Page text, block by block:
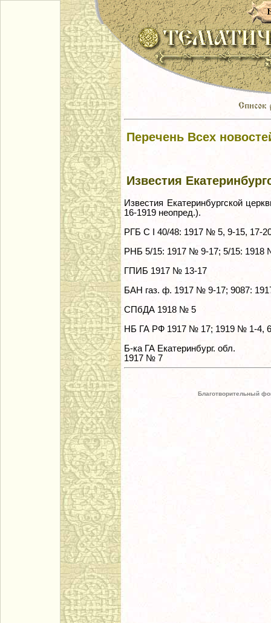
Перечень Всех
Известия
Известия Екатеринбургской
16-1919 неопред.).
РГБ С I 40/48: 1917 № 5, 9-15, 17-
РНБ 5/15: 1917 № 9-17; 5/15: 1918
ГПИБ 1917 № 13-17
БАН газ. ф. 1917 № 9-17; 9087:
СПбДА 1918 № 5
НБ ГА РФ 1917 № 17; 1919 № 1-4,
Б-ка ГА Екатеринбург. обл.
1917 № 7
Благотворительный